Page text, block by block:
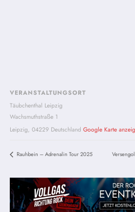
VERANSTALTUNGSORT
Täubchenthal Leipzig
Wachsmuthstraße 1
Leipzig, 04229 Deutschland Google Karte
Rauhbein – Adrenalin Tour 2025